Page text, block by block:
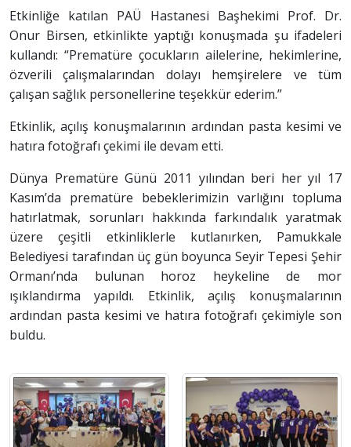
Etkinliğe katılan PAÜ Hastanesi Başhekimi Prof. Dr.
Onur Birsen, etkinlikte yaptığı konuşmada şu ifadeleri
kullandı: “Prematüre çocukların ailelerine, hekimlerine,
özverili çalışmalarından dolayı hemşirelere ve tüm
çalışan sağlık personellerine teşekkür ederim.”
Etkinlik, açılış konuşmalarının ardından pasta kesimi ve
hatıra fotoğrafı çekimi ile devam etti.
Dünya Prematüre Günü 2011 yılından beri her yıl 17
Kasım’da prematüre bebeklerimizin varlığını topluma
hatırlatmak, sorunları hakkında farkındalık yaratmak
üzere çeşitli etkinliklerle kutlanırken, Pamukkale
Belediyesi tarafından üç gün boyunca Seyir Tepesi Şehir
Ormanı’nda bulunan horoz heykeline de mor
ışıklandırma yapıldı. Etkinlik, açılış konuşmalarının
ardından pasta kesimi ve hatıra fotoğrafı çekimiyle son
buldu.